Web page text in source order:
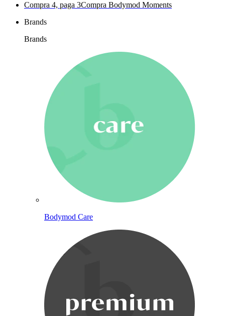
Compra 4, paga 3Compra Bodymod Moments
Brands
Brands
Bodymod Care